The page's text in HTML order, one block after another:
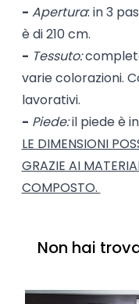
- Apertura: in 3
è di 210 cm.
- Tessuto:
varie colorazioni.
lavorativi.
- Piede:il piede è
LE DIMENSIONI
GRAZIE AI
COMPOSTO.
Non hai